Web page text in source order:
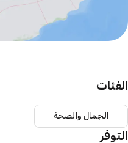
الفئات
الجمال والصحة
التوفر